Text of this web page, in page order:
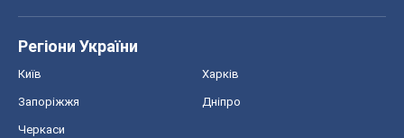
Регіони України
Київ Харків
Запоріжжя Дніпро
Черкаси